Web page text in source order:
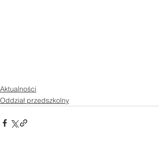
Aktualności
Oddział przedszkolny